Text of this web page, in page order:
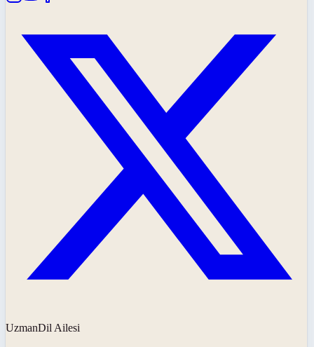
UzmanDil Ailesi